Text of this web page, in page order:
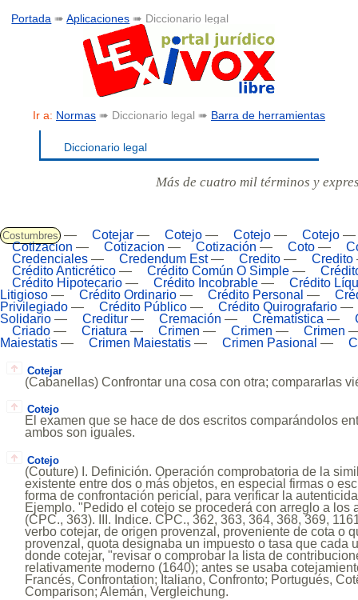
Portada ➠Aplicaciones ➠ Diccionario legal
Ir a: Normas ➠ Diccionario legal ➠ Barra de herramientas
Diccionario legal
Más de cuatro mil términos y
Costumbres — Cotejar — Cotejo — Cotejo — Cotejo —
Cotizacion — Cotizacion — Cotización — Coto —
Credenciales — Credendum Est— Credito — Credito
Crédito Anticrético — Crédito Común O Simple —
Crédito Hipotecario — Crédito Incobrable —
Crédito
Litigioso — Crédito Ordinario — Crédito Personal —
Privilegiado — Crédito Público — Crédito Quirografario —
Solidario — Creditur — Cremación — Crematística —
Criado — Criatura — Crimen — Crimen — Crimen
Maiestatis — Crimen Maiestatis — Crimen Pasional —
Cotejar
(Cabanellas) Confrontar una cosa con otra; compararlas
Cotejo
El examen que se hace de dos escritos comparándolos
ambos son iguales.
Cotejo
(Couture) I. Definición. Operación comprobatoria de la
existente entre dos o más objetos, en especial firmas o
forma de confrontación pericial, para verificar la
Ejemplo. "Pedido el cotejo se procederá con arreglo a los
(CPC., 363). III. Indice. CPC., 362, 363, 364, 368, 369,
verbo cotejar, de origen provenzal, proveniente de cota o
provenzal, quota designaba un impuesto o tasa que cada
donde cotejar, "revisar o comprobar la lista de
relativamente moderno (1640); antes se usaba
Francés, Confrontation; Italiano, Confronto; Portugués,
Comparison; Alemán, Vergleichung.